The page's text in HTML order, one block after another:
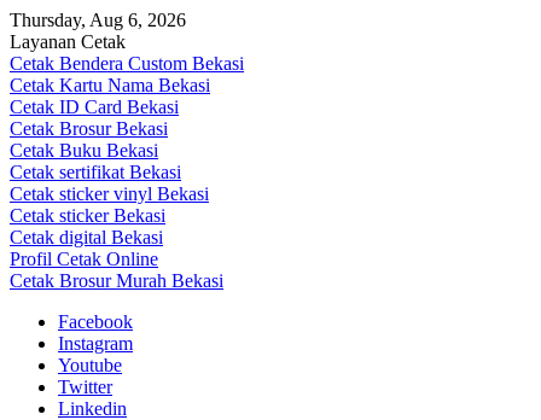
Skip
to
content
Thursday, Aug 6, 2026
Layanan Cetak
Cetak Bendera Custom Bekasi
Cetak Kartu Nama Bekasi
Cetak ID Card Bekasi
Cetak Brosur Bekasi
Cetak Buku Bekasi
Cetak sertifikat Bekasi
Cetak sticker vinyl Bekasi
Cetak sticker Bekasi
Cetak digital Bekasi
Profil Cetak Online
Cetak Brosur Murah Bekasi
Facebook
Instagram
Youtube
Twitter
Linkedin